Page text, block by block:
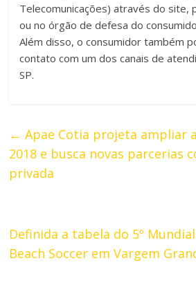
Telecomunicações) através do site,
ou no órgão de defesa do
Além disso, o consumidor também
contato com um dos canais de
SP.
← Apae Cotia projeta ampliar
2018 e busca novas parcerias
privada
Definida a tabela do 5º
Beach Soccer em Vargem